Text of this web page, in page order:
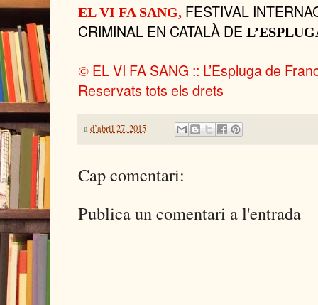
EL VI FA SANG, FESTIVAL
CRIMINAL EN CATALÀ DE
© EL VI FA SANG :: L’Espluga de
Reservats tots els drets
ad’abril 27, 2015
Cap comentari:
Publica un comentari a l'entrada